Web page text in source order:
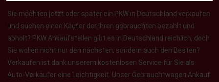
Sie möchten jetzt oder später ein PKW in Deutschland verkaufen
und suchen einen Käufer der Ihren gebrauchten bezahlt und
abholt? PKW Ankaufstellen gibt es in Deutschland reichlich, doch
Sie wollen nicht nur den nächsten, sondern auch den Besten?
Verkaufen ist dank unserem kostenlosen Service für Sie als
Auto-Verkäufer eine Leichtigkeit. Unser Gebrauchtwagen Ankauf